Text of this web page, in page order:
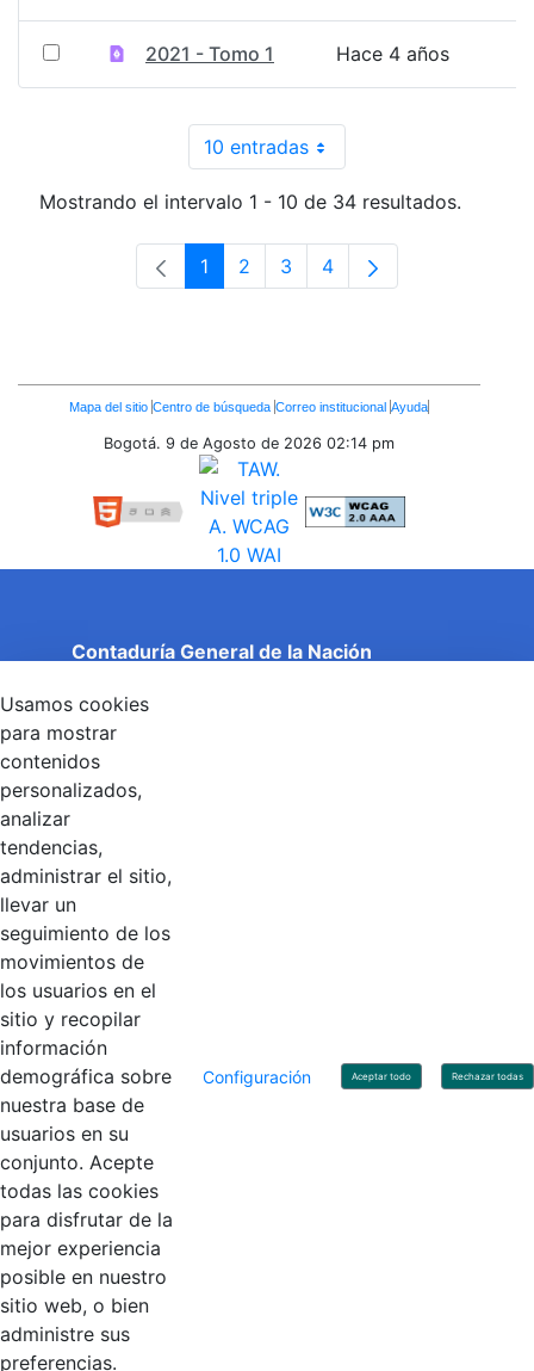
2021 - Tomo 1 Hace 4 años
10 entradasPor página
Mostrando el intervalo 1 - 10 de 34 resultados.
Página
1 Página
2 Página
3 Página
4
Enlaces
Inferiores
Mapa del sitio Centro de búsqueda Correo institucional Ayuda
Bogotá. 9 de Agosto de 2026 02:14 pm
Contaduría General de la Nación
Entidad adscrita al Ministerio de Hacienda y Crédito
Público
Torre 1 (Aire) - Piso 15, Bogotá D.C., Colombia
Código Postal: 111071
Linkedin
Contacto
Línea de servicio al ciudadano: +57(601) 492 64 00
Correo Institucional:
Correo de notificaciones judiciales:
notificacionjudicial@contaduria.gov.co
Correo de Asuntos disciplinarios:
asuntosdisciplinarios@contaduria.gov.co
Línea Anticorrupción: +57(601) 492 64 00 Ext. 4
Política de privacidad y protección de datos personales
Política de derechos de autor
Términos y condiciones de uso
© Copyright 2026 - Todos los derechos reservados
Gobierno de Colombia
Usamos cookies
para mostrar
contenidos
personalizados,
analizar
tendencias,
administrar el sitio,
llevar un
seguimiento de los
movimientos de
los usuarios en el
sitio y recopilar
información
demográfica sobre
nuestra base de
usuarios en su
conjunto. Acepte
todas las cookies
para disfrutar de la
mejor experiencia
posible en nuestro
sitio web, o bien
administre sus
preferencias.
Configuración Aceptar todo Rechazar todas